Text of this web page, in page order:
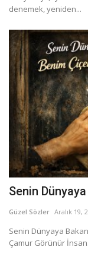
denemek, yeniden...
Senin
Güzel Sözler Aralık 19,
Senin Dünyaya
Çamur Görünür